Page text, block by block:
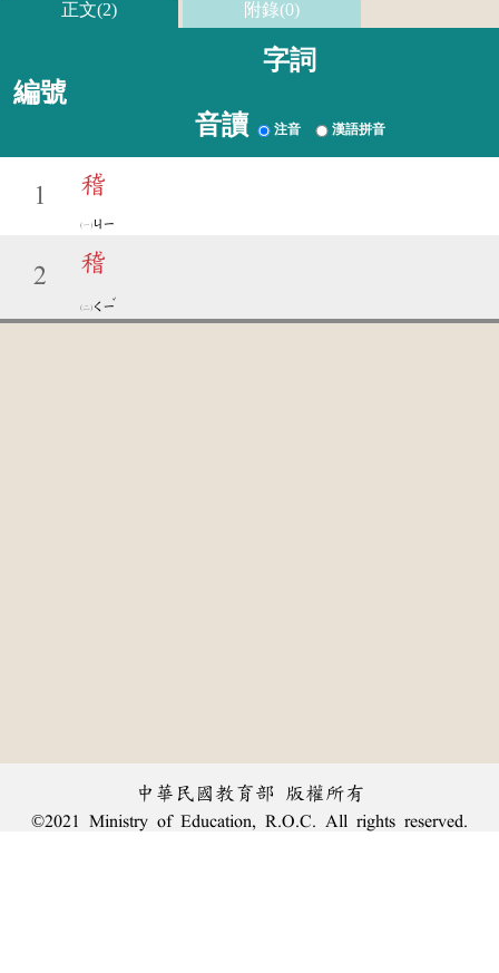
正文(2) 附錄(0)
編號
字詞
音讀 注音 漢語拼音
1 稽
ㄐㄧ
2
稽
ㄑㄧ
ˇ
中華民國教育部 版權所有
©2021 Ministry of Education, R.O.C. All rights reserved.